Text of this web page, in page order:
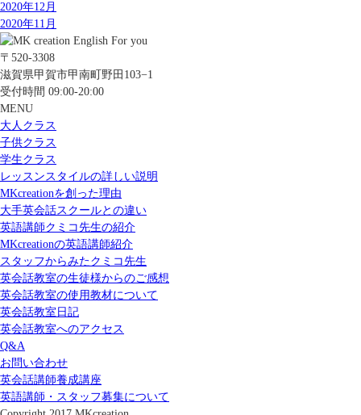
2020年12月
2020年11月
〒520-3308
滋賀県甲賀市甲南町野田103−1
受付時間 09:00-20:00
MENU
大人クラス
子供クラス
学生クラス
レッスンスタイルの詳しい説明
MKcreationを創った理由
大手英会話スクールとの違い
英語講師クミコ先生の紹介
MKcreationの英語講師紹介
スタッフからみたクミコ先生
英会話教室の生徒様からのご感想
英会話教室の使用教材について
英会話教室日記
英会話教室へのアクセス
Q&A
お問い合わせ
英会話講師養成講座
英語講師・スタッフ募集について